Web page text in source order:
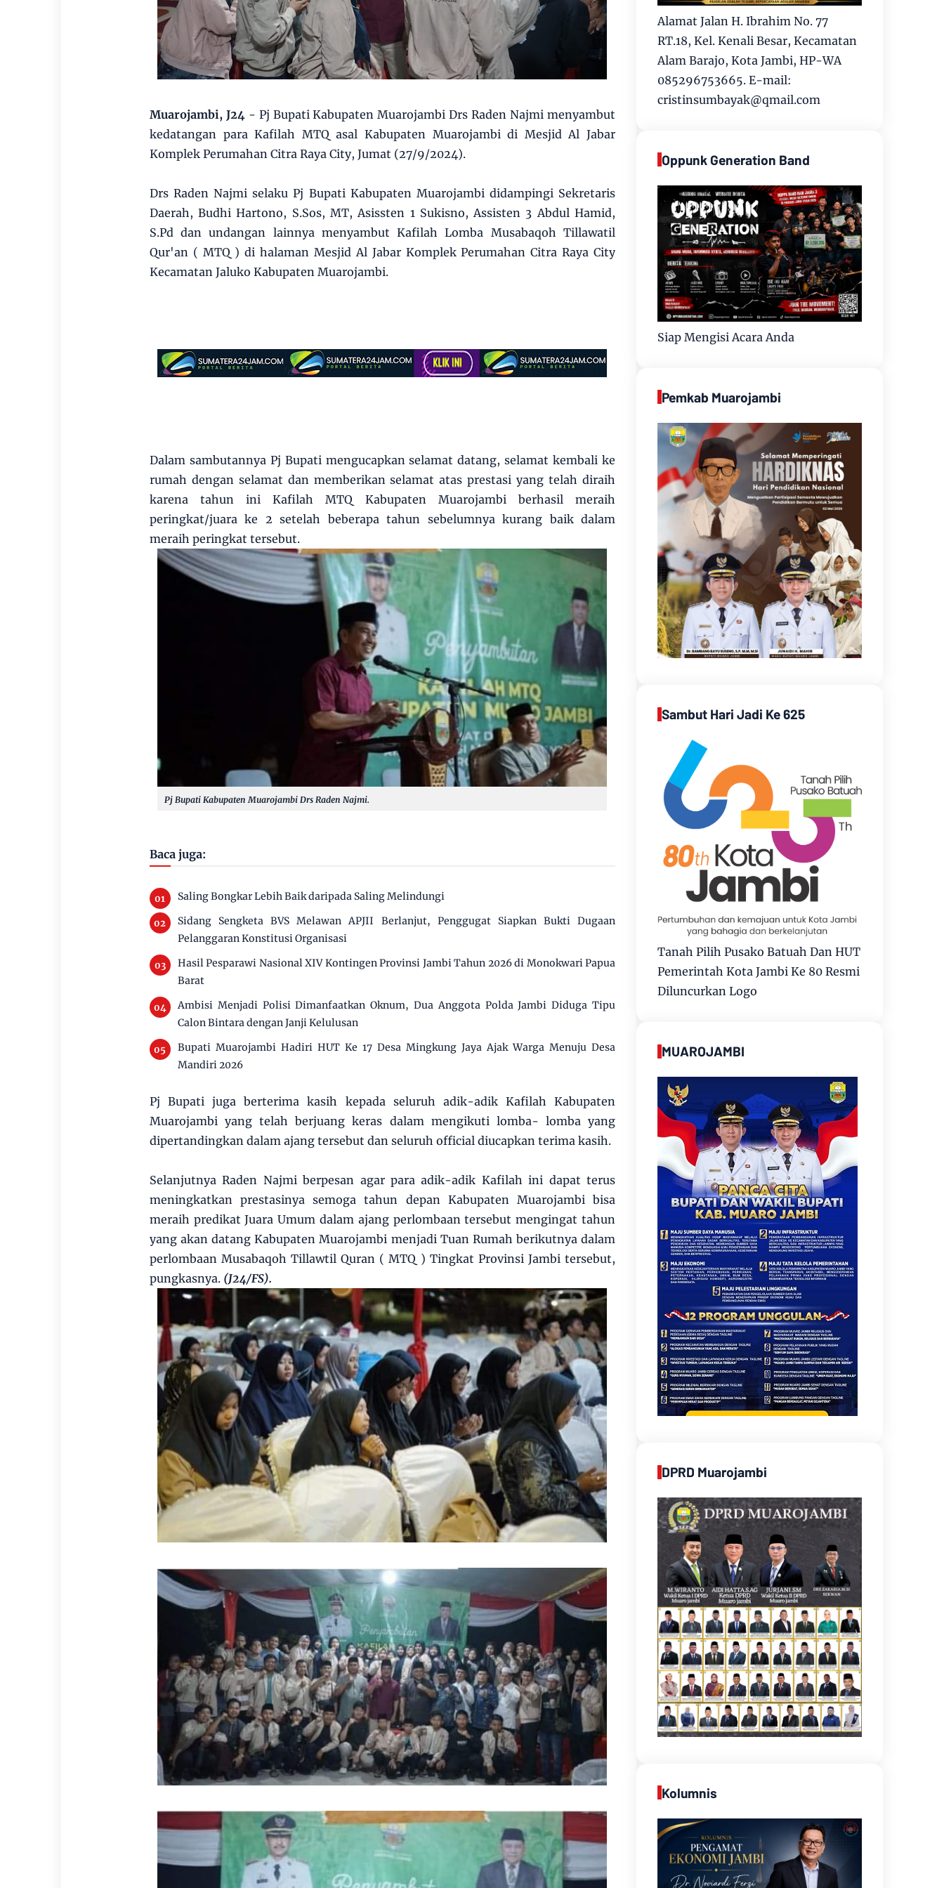
Muarojambi, J24 - Pj Bupati Kabupaten Muarojambi Drs Raden Najmi menyambut
kedatangan para Kafilah MTQ asal Kabupaten Muarojambi di Mesjid Al Jabar
Komplek Perumahan Citra Raya City, Jumat (27/9/2024).
Drs Raden Najmi selaku Pj Bupati Kabupaten Muarojambi didampingi Sekretaris
Daerah, Budhi Hartono, S.Sos, MT, Asissten 1 Sukisno, Assisten 3 Abdul Hamid,
S.Pd dan undangan lainnya menyambut Kafilah Lomba Musabaqoh Tillawatil
Qur'an ( MTQ ) di halaman Mesjid Al Jabar Komplek Perumahan Citra Raya City
Kecamatan Jaluko Kabupaten Muarojambi.
Dalam sambutannya Pj Bupati mengucapkan selamat datang, selamat kembali ke
rumah dengan selamat dan memberikan selamat atas prestasi yang telah diraih
karena tahun ini Kafilah MTQ Kabupaten Muarojambi berhasil meraih
peringkat/juara ke 2 setelah beberapa tahun sebelumnya kurang baik dalam
meraih peringkat tersebut.
Pj Bupati Kabupaten Muarojambi Drs Raden Najmi.
Baca juga:
Saling Bongkar Lebih Baik daripada Saling Melindungi
Sidang Sengketa BVS Melawan APJII Berlanjut, Penggugat Siapkan Bukti Dugaan
Pelanggaran Konstitusi Organisasi
Hasil Pesparawi Nasional XIV Kontingen Provinsi Jambi Tahun 2026 di Monokwari Papua
Barat
Ambisi Menjadi Polisi Dimanfaatkan Oknum, Dua Anggota Polda Jambi Diduga Tipu
Calon Bintara dengan Janji Kelulusan
Bupati Muarojambi Hadiri HUT Ke 17 Desa Mingkung Jaya Ajak Warga Menuju Desa
Mandiri 2026
Pj Bupati juga berterima kasih kepada seluruh adik-adik Kafilah Kabupaten
Muarojambi yang telah berjuang keras dalam mengikuti lomba- lomba yang
dipertandingkan dalam ajang tersebut dan seluruh official diucapkan terima kasih.
Selanjutnya Raden Najmi berpesan agar para adik-adik Kafilah ini dapat terus
meningkatkan prestasinya semoga tahun depan Kabupaten Muarojambi bisa
meraih predikat Juara Umum dalam ajang perlombaan tersebut mengingat tahun
yang akan datang Kabupaten Muarojambi menjadi Tuan Rumah berikutnya dalam
perlombaan Musabaqoh Tillawtil Quran ( MTQ ) Tingkat Provinsi Jambi tersebut,
pungkasnya. (J24/FS).
Alamat Jalan H. Ibrahim No. 77
RT.18, Kel. Kenali Besar, Kecamatan
Alam Barajo, Kota Jambi, HP-WA
085296753665. E-mail:
cristinsumbayak@qmail.com
Oppunk Generation Band
Siap Mengisi Acara Anda
Pemkab Muarojambi
Sambut Hari Jadi Ke 625
Tanah Pilih Pusako Batuah Dan HUT
Pemerintah Kota Jambi Ke 80 Resmi
Diluncurkan Logo
MUAROJAMBI
DPRD Muarojambi
Kolumnis